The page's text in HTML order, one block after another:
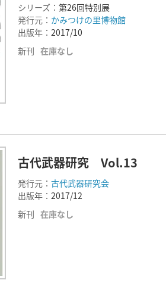
シリーズ： 第26回特別展
発行元： かみつけの里博物館
出版年： 2017/10
新刊 在庫なし
古代武器研究 Vol.13
発行元： 古代武器研究会
出版年： 2017/12
新刊 在庫なし